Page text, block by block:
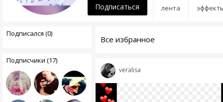
лента
Подписаться
Подписался (0)
Подписчики (17)
Все избранное
veralisa